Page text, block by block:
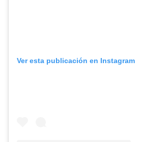
Ver esta publicación en Instagram